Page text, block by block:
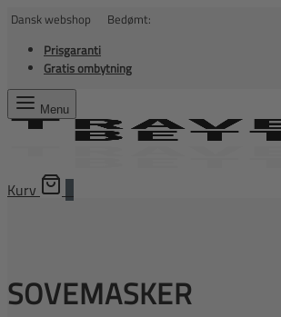
Dansk webshop Bedømt:
Prisgaranti
Gratis ombytning
Menu
Kurv
SOVEMASKER